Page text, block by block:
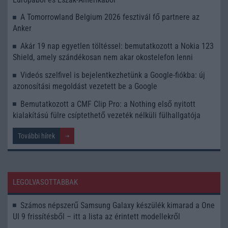
A Tomorrowland Belgium 2026 fesztivál fő partnere az
Anker
Akár 19 nap egyetlen töltéssel: bemutatkozott a Nokia 123
Shield, amely szándékosan nem akar okostelefon lenni
Videós szelfivel is bejelentkezhetünk a Google-fiókba: új
azonosítási megoldást vezetett be a Google
Bemutatkozott a CMF Clip Pro: a Nothing első nyitott
kialakítású fülre csíptethető vezeték nélküli fülhallgatója
További hírek
LEGOLVASOTTABBAK
Számos népszerű Samsung Galaxy készülék kimarad a One
UI 9 frissítésből – itt a lista az érintett modellekről